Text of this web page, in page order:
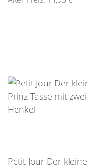
Petit Jour Der kleine